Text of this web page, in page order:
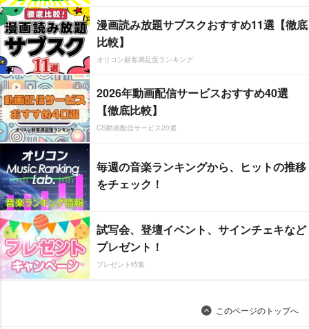
漫画読み放題サブスクおすすめ11選【徹底
比較】
オリコン顧客満足度ランキング
2026年動画配信サービスおすすめ40選
【徹底比較】
CS動画配信サービス20選
毎週の音楽ランキングから、ヒットの推移
をチェック！
試写会、登壇イベント、サインチェキなど
プレゼント！
プレゼント特集
このページのトップへ